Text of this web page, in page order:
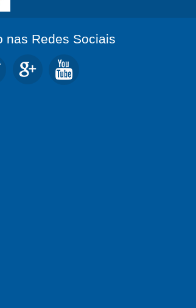
nas Redes Sociais